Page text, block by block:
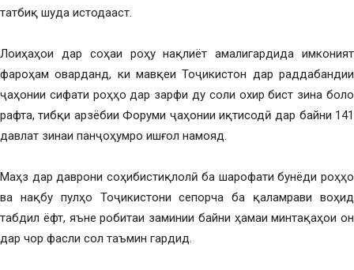
татбиқ шуда истодааст.
Лоиҳаҳои дар соҳаи роҳу нақлиёт амалигардида имконият
фароҳам оварданд, ки мавқеи Тоҷикистон дар раддабандии
ҷаҳонии сифати роҳҳо дар зарфи ду соли охир бист зина боло
рафта, тибқи арзёбии Форуми ҷаҳонии иқтисодӣ дар байни 141
давлат зинаи панҷоҳумро ишғол намояд.
Маҳз дар даврони соҳибистиқлолӣ ба шарофати бунёди роҳҳо
ва нақбу пулҳо Тоҷикистони сепорча ба қаламрави воҳид
табдил ёфт, яъне робитаи заминии байни ҳамаи минтақаҳои он
дар чор фасли сол таъмин гардид.